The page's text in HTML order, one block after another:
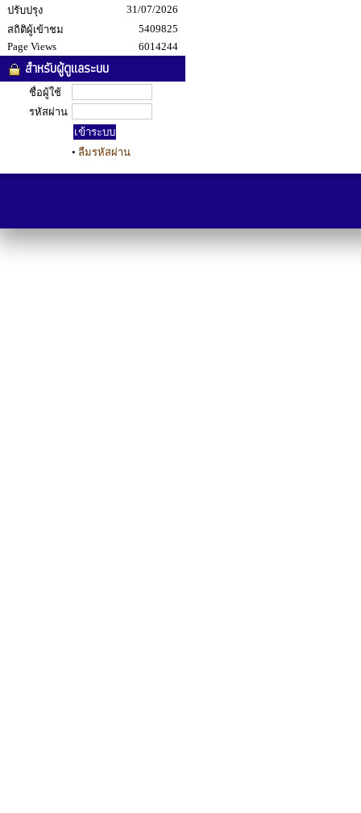
ปรับปรุง
31/07/2026
สถิติผู้เข้าชม
5409825
Page Views
6014244
สำหรับผู้ดูแลระบบ
ชื่อผู้ใช้
รหัสผ่าน
• ลืมรหัสผ่าน